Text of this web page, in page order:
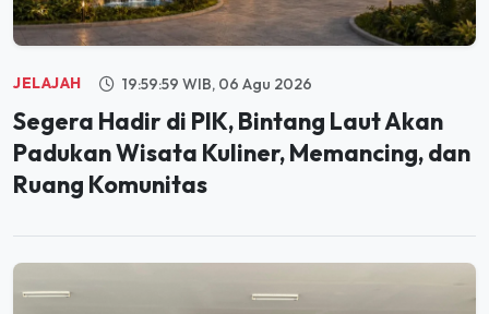
JELAJAH 19:59:59 WIB, 06 Agu 2026
Segera Hadir di PIK, Bintang Laut Akan
Padukan Wisata Kuliner, Memancing, dan
Ruang Komunitas